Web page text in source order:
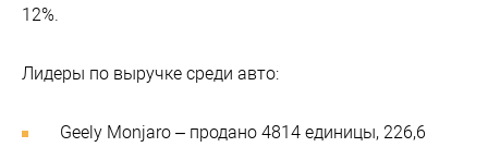
12%.
Лидеры по выручке среди авто:
Geely Monjaro – продано 4814 единицы, 226,6